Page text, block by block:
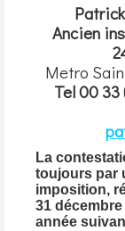
Ancien
Metro
Tel 00
La
toujours par
imposition,
31
année